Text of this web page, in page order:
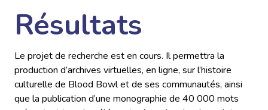
Résultats
Le projet de recherche est en cours. Il permettra la
production d’archives virtuelles, en ligne, sur l’histoire
culturelle de Blood Bowl et de ses communautés, ainsi
que la publication d’une monographie de 40 000 mots